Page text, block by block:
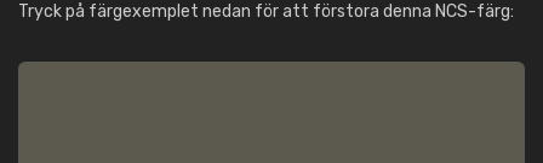
Tryck på färgexemplet nedan för att förstora denna NCS-färg: